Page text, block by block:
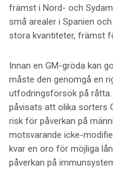
främst i Nord- och
små arealer i Spanien
stora kvantiteter, främst
Innan en GM-gröda kan
måste den genomgå en
utfodringsförsök på råtta.
påvisats att olika sorters
risk för påverkan på
motsvarande icke-
kvar en oro för möjliga
påverkan på